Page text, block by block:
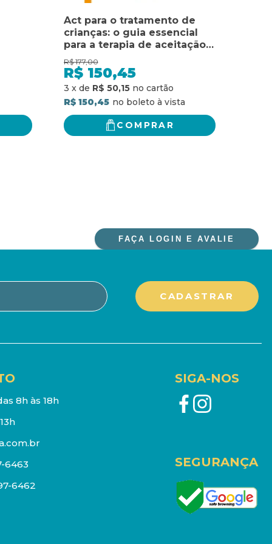
Act para o tratamento de
crianças: o guia essencial
para a terapia de aceitação e
compromisso na infância
R$ 177,00
R$ 150,45
3 x de R$ 50,15
R$ 150,45
COMPRAR
FAÇA LOGIN E AVALIE
8h às 18h
6463
6462
SIGA-NOS
SEGURANÇA